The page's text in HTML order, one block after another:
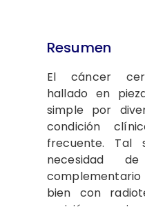
Resumen
El cáncer
hallado en
simple por
condición
frecuente. Tal
necesidad
bien con